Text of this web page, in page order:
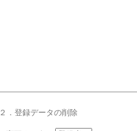
２．登録データの削除